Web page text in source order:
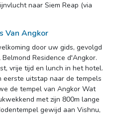
naar Siem Reap (via
Van Angkor
door uw gids, gevolgd
Residence d'Angkor.
vrije tijd en lunch in het hotel.
eerste uitstap naar de tempels
de tempel van Angkor Wat
met zijn 800m lange
gewijd aan Vishnu,